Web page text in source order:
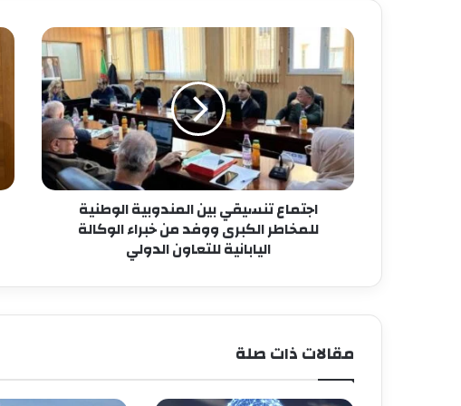
اجتماع تنسيقي بين المندوبية الوطنية
للمخاطر الكبرى ووفد من خبراء الوكالة
اليابانية للتعاون الدولي
مقالات ذات صلة